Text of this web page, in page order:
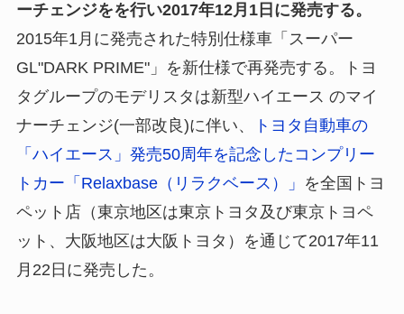
ーチェンジをを行い2017年12月1日に発売する。
2015年1月に発売された特別仕様車「スーパー
GL"DARK PRIME"」を新仕様で再発売する。トヨ
タグループのモデリスタは新型ハイエース のマイ
ナーチェンジ(一部改良)に伴い、
トヨタ自動車の
「ハイエース」発売50周年を記念したコンプリー
トカー「Relaxbase（リラクベース）」 を全国トヨ
ペット店（東京地区は東京トヨタ及び東京トヨペ
ット、大阪地区は大阪トヨタ）を通じて2017年11
月22日に発売した。